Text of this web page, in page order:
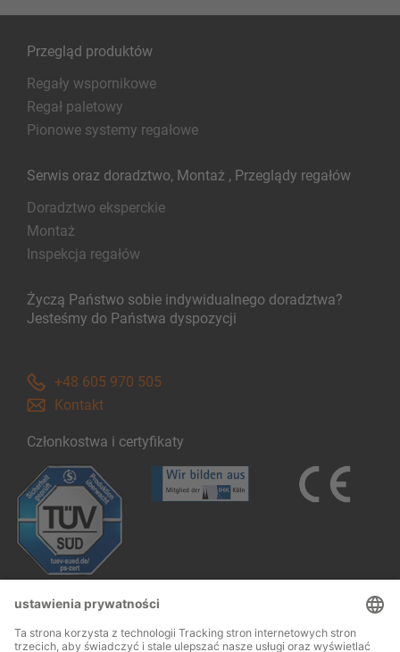
Przegląd produktów
Regały wspornikowe
Regał paletowy
Pionowe systemy regałowe
Serwis oraz doradztwo, Montaż , Przeglądy regałów
Doradztwo eksperckie
Montaż
Inspekcja regałów
Życzą Państwo sobie indywidualnego doradztwa?
Jesteśmy do Państwa dyspozycji
+48 605 970 505
Kontakt
Członkostwa i certyfikaty
Follow us: